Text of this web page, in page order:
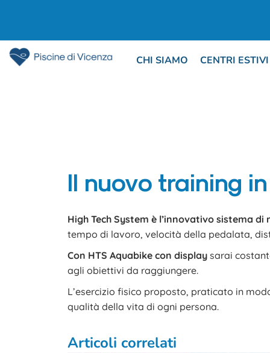
CHI SIAMO CENTRI ESTIVI
Il nuovo training
High Tech System è l’innovativo sistema
tempo di lavoro, velocità della pedalata,
Con HTS Aquabike con display sarai
agli obiettivi da raggiungere.
L’esercizio fisico proposto, praticato in
qualità della vita di ogni persona.
Articoli correlati